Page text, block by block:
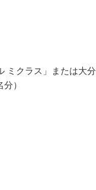
クラス」または大分
）